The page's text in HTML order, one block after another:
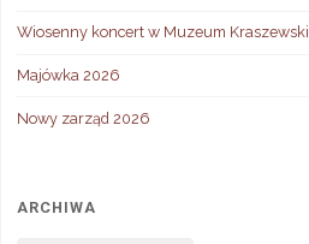
Wiosenny koncert w Muzeum
Majówka 2026
Nowy zarząd 2026
ARCHIWA